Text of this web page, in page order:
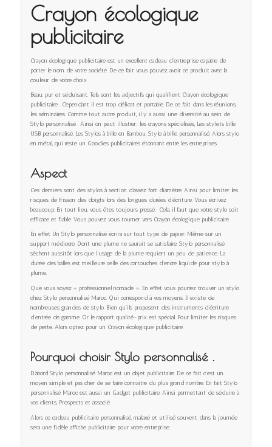
Crayon écologique
publicitaire
Crayon écologique publicitaire est un excellent cadeau d’entreprise capable de
porter le nom de votre société. De ce fait vous pouvez avoir ce produit avec la
couleur de votre choix .
Beau, pur et séduisant. Tels sont les adjectifs qui qualifient Crayon écologique
publicitaire . Cependant il est trop délicat et portable. De ce fait dans les réunions,
les séminaires. Comme tout autre produit, il y a aussi une diversité au sein de
Stylo personnalisé . Ainsi on peut illustrer: les crayons spécialisés, Les stylets bille
USB personnalisé, Les Stylos à bille en Bambou, Stylo à bille personnalisé. Alors stylo
en métal, qui reste un Goodies publicitaires étonnant entre les entreprises.
Aspect
Ces derniers sont des stylos à section d’assez fort diamètre. Ainsi pour limiter les
risques de frisson des doigts lors des longues durées d’écriture. Vous écrivez
beaucoup. En tout lieu, vous êtes toujours pressé. Cela, il faut que votre stylo soit
efficace et fiable. Vous pouvez vous tourner vers Crayon écologique publicitaire.
En effet Un Stylo personnalisé écrira sur tout type de papier. Même sur un
support médiocre. Dont une plume ne saurait se satisfaire. Stylo personnalisé
sèchent aussitôt lors que l’usage de la plume requiert un peu de patience. La
durée des balles est meilleure celle des cartouches d’encre liquide pour stylo à
plume.
Que vous soyez « professionnel nomade ». En effet vous pourrez trouver un stylo
chez Stylo personnalisé Maroc. Qui correspond à vos moyens. Il existe de
nombreuses grandes de stylo. Bien qu’ils proposent des instruments d’écriture
d’entrée de gamme. Or le rapport qualité-prix est spécial. Pour limiter les risques
de perte. Alors optez pour un Crayon écologique publicitaire.
Pourquoi choisir Stylo personnalisé .
D’abord Stylo personnalisé Maroc est un objet publicitaire. De ce fait c’est un
moyen simple et pas cher de se faire connaitre du plus grand nombre. En fait Stylo
personnalisé Maroc est aussi un Gadget publicitaire. Ainsi permettant de séduire à
vos clients, Prospects et associé.
Alors ce cadeau publicitaire personnalisé, malaxé et utilisé souvent dans la journée
sera une fidèle affiche publicitaire pour votre entreprise.